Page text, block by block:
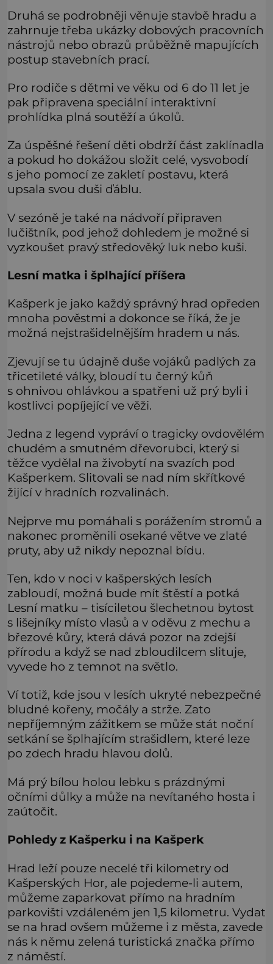
Druhá se podrobněji věnuje stavbě hradu a
zahrnuje třeba ukázky dobových pracovních
nástrojů nebo obrazů průběžně mapujících
postup stavebních prací.
Pro rodiče s dětmi ve věku od 6 do 11 let je
pak připravena speciální interaktivní
prohlídka plná soutěží a úkolů.
Za úspěšné řešení děti obdrží část zaklínadla
a pokud ho dokážou složit celé, vysvobodí
s jeho pomocí ze zakletí postavu, která
upsala svou duši ďáblu.
V sezóně je také na nádvoří připraven
lučištník, pod jehož dohledem je možné si
vyzkoušet pravý středověký luk nebo kuši.
Lesní matka i šplhající příšera
Kašperk je jako každý správný hrad opředen
mnoha pověstmi a dokonce se říká, že je
možná nejstrašidelnějším hradem u nás.
Zjevují se tu údajně duše vojáků padlých za
třicetileté války, bloudí tu černý kůň
s ohnivou ohlávkou a spatřeni už prý byli i
kostlivci popíjející ve věži.
Jedna z legend vypráví o tragicky ovdovělém
chudém a smutném dřevorubci, který si
těžce vydělal na živobytí na svazích pod
Kašperkem. Slitovali se nad ním skřítkové
žijící v hradních rozvalinách.
Nejprve mu pomáhali s porážením stromů a
nakonec proměnili osekané větve ve zlaté
pruty, aby už nikdy nepoznal bídu.
Ten, kdo v noci v kašperských lesích
zabloudí, možná bude mít štěstí a potká
Lesní matku – tisíciletou šlechetnou bytost
s lišejníky místo vlasů a v oděvu z mechu a
březové kůry, která dává pozor na zdejší
přírodu a když se nad zbloudilcem slituje,
vyvede ho z temnot na světlo.
Ví totiž, kde jsou v lesích ukryté nebezpečné
bludné kořeny, močály a strže. Zato
nepříjemným zážitkem se může stát noční
setkání se šplhajícím strašidlem, které leze
po zdech hradu hlavou dolů.
Má prý bílou holou lebku s prázdnými
očními důlky a může na nevítaného hosta i
zaútočit.
Pohledy z Kašperku i na Kašperk
Hrad leží pouze necelé tři kilometry od
Kašperských Hor, ale pojedeme-li autem,
můžeme zaparkovat přímo na hradním
parkovišti vzdáleném jen 1,5 kilometru. Vydat
se na hrad ovšem můžeme i z města, zavede
nás k němu zelená turistická značka přímo
z náměstí.